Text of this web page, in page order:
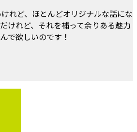
れど、ほとんどオリジナルな話にな
けれど、それを補って余りある魅力
で欲しいのです！